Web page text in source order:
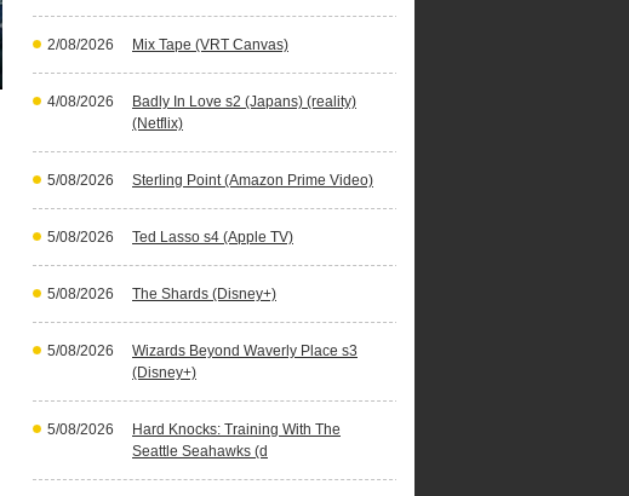
2/08/2026 Mix Tape (VRT Canvas)
4/08/2026
Badly In Love s2 (Japans) (reality)
(Netflix)
5/08/2026 Sterling Point (Amazon Prime Video)
5/08/2026 Ted Lasso s4 (Apple TV)
5/08/2026 The Shards (Disney+)
5/08/2026
Wizards Beyond Waverly Place s3
(Disney+)
5/08/2026
Hard Knocks: Training With The
Seattle Seahawks (d